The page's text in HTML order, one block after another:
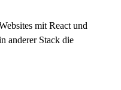
mit React und
anderer Stack die